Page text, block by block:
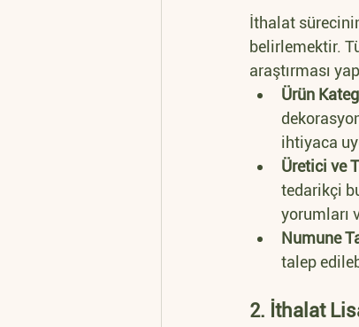
İthalat
belirlemektir.
araştırması
Ürün
ihtiyaca
Üretici ve
tedarikçi
yorumları
Numune
talep
2. İthalat